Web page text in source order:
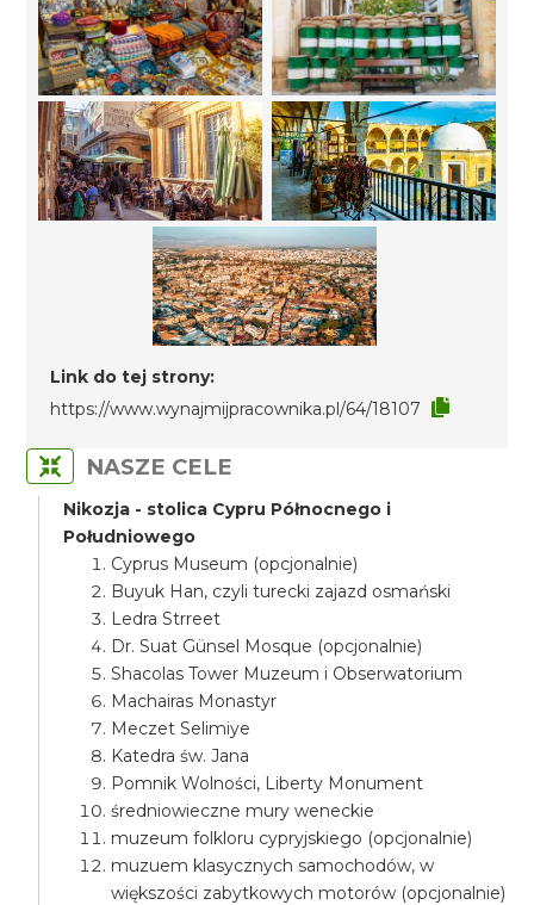
Link do tej strony:
https://www.wynajmijpracownika.pl/64/18107
NASZE CELE
Nikozja - stolica Cypru Północnego i
Południowego
Cyprus Museum (opcjonalnie)
Buyuk Han, czyli turecki zajazd osmański
Ledra Strreet
Dr. Suat Günsel Mosque (opcjonalnie)
Shacolas Tower Muzeum i Obserwatorium
Machairas Monastyr
Meczet Selimiye
Katedra św. Jana
Pomnik Wolności, Liberty Monument
średniowieczne mury weneckie
muzeum folkloru cypryjskiego (opcjonalnie)
muzuem klasycznych samochodów, w
większości zabytkowych motorów (opcjonalnie)